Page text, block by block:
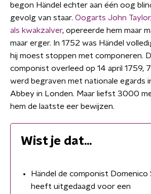
begon Händel echter aan één oog
gevolg van staar. Oogarts John
als kwakzalver, opereerde hem maar
maar erger. In 1752 was Händel
hij moest stoppen met componeren.
componist overleed op 14 april 1759,
werd begraven met nationale egards
Abbey in Londen. Maar liefst 3000
hem de laatste eer bewijzen.
Wist je dat...
Händel de componist
heeft uitgedaagd voor een